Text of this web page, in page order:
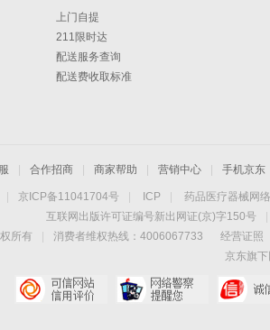
上门自提
211限时达
配送服务查询
配送费收取标准
合作招商 商家帮助 营销中心 手机京东
京ICP备11041704号 ICP 药品医疗器械网
互联网出版许可证编号新出网证(京)字150号
所有 消费者维权热线：4006067733 经营证照
京东旗下